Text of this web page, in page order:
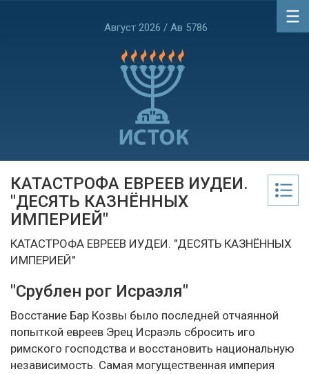
Август 2026 / Ав 5786
КАТАСТРОФА ЕВРЕЕВ ИУДЕИ.
"ДЕСЯТЬ КАЗНЁННЫХ
ИМПЕРИЕЙ"
КАТАСТРОФА ЕВРЕЕВ ИУДЕИ. "ДЕСЯТЬ КАЗНЁННЫХ
ИМПЕРИЕЙ"
"Срублен рог Исраэля"
Восстание Бар Козвы было последней отчаянной
попыткой евреев Эрец Исраэль сбросить иго
римского господства и восстановить национальную
независимость. Самая могущественная империя